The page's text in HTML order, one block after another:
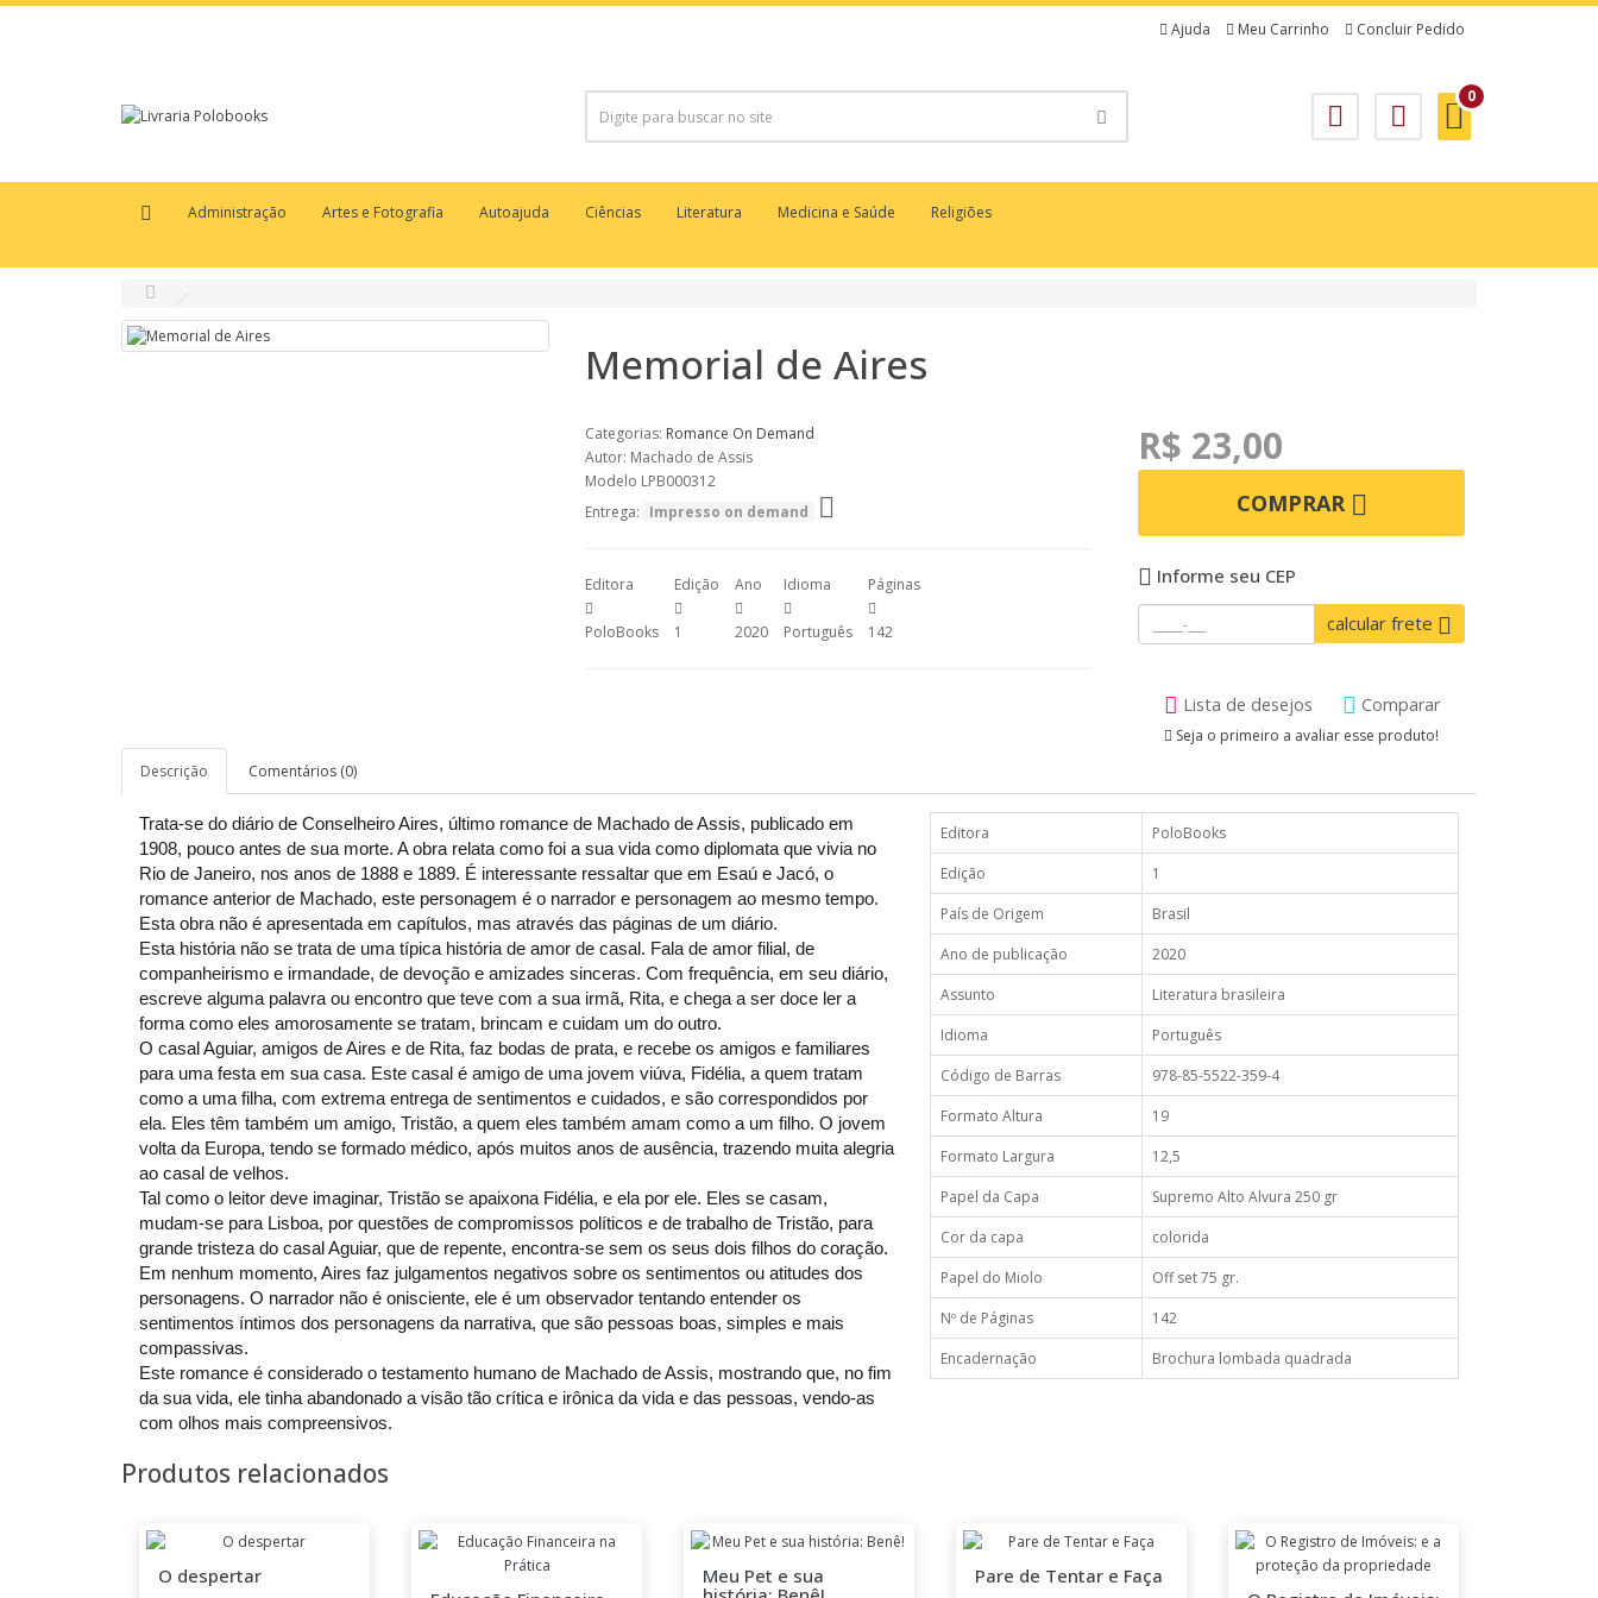
Ajuda Meu Carrinho Concluir Pedido
0
Administração Artes e Fotografia Autoajuda Ciências Literatura Medicina e Saúde Religiões
Memorial de Aires
Categorias: Romance On Demand
Autor: Machado de Assis
Modelo LPB000312
Entrega: Impresso on demand
Editora
PoloBooks
Edição
1
Ano
2020
Idioma
Português
Páginas
142
R$ 23,00
COMPRAR
Informe seu CEP
calcular frete
Lista de desejos Comparar
Seja o primeiro a avaliar esse produto!
Descrição
Comentários (0)
Trata-se do diário de Conselheiro Aires, último romance de Machado de Assis, publicado em
1908, pouco antes de sua morte. A obra relata como foi a sua vida como diplomata que vivia no
Rio de Janeiro, nos anos de 1888 e 1889. É interessante ressaltar que em Esaú e Jacó, o
romance anterior de Machado, este personagem é o narrador e personagem ao mesmo tempo.
Esta obra não é apresentada em capítulos, mas através das páginas de um diário.
Esta história não se trata de uma típica história de amor de casal. Fala de amor filial, de
companheirismo e irmandade, de devoção e amizades sinceras. Com frequência, em seu diário,
escreve alguma palavra ou encontro que teve com a sua irmã, Rita, e chega a ser doce ler a
forma como eles amorosamente se tratam, brincam e cuidam um do outro.
O casal Aguiar, amigos de Aires e de Rita, faz bodas de prata, e recebe os amigos e familiares
para uma festa em sua casa. Este casal é amigo de uma jovem viúva, Fidélia, a quem tratam
como a uma filha, com extrema entrega de sentimentos e cuidados, e são correspondidos por
ela. Eles têm também um amigo, Tristão, a quem eles também amam como a um filho. O jovem
volta da Europa, tendo se formado médico, após muitos anos de ausência, trazendo muita alegria
ao casal de velhos.
Tal como o leitor deve imaginar, Tristão se apaixona Fidélia, e ela por ele. Eles se casam,
mudam-se para Lisboa, por questões de compromissos políticos e de trabalho de Tristão, para
grande tristeza do casal Aguiar, que de repente, encontra-se sem os seus dois filhos do coração.
Em nenhum momento, Aires faz julgamentos negativos sobre os sentimentos ou atitudes dos
personagens. O narrador não é onisciente, ele é um observador tentando entender os
sentimentos íntimos dos personagens da narrativa, que são pessoas boas, simples e mais
compassivas.
Este romance é considerado o testamento humano de Machado de Assis, mostrando que, no fim
da sua vida, ele tinha abandonado a visão tão crítica e irônica da vida e das pessoas, vendo-as
com olhos mais compreensivos.
Editora
PoloBooks
Edição
1
País de Origem
Brasil
Ano de publicação
2020
Assunto
Literatura brasileira
Idioma
Português
Código de Barras
978-85-5522-359-4
Formato Altura
19
Formato Largura
12,5
Papel da Capa
Supremo Alto Alvura 250 gr
Cor da capa
colorida
Papel do Miolo
Off set 75 gr.
Nº de Páginas
142
Encadernação
Brochura lombada quadrada
Produtos relacionados
O despertar
Meu Pet e sua
Pare de Tentar e Faça